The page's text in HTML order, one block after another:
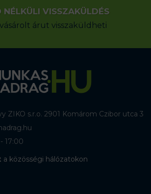
NÉLKÜLI VISSZAKÜLDÉS
árut visszaküldheti
ZIKO s.r.o. 2901 Komárom Czibor utca 3
17:00
a közösségi hálózatokon